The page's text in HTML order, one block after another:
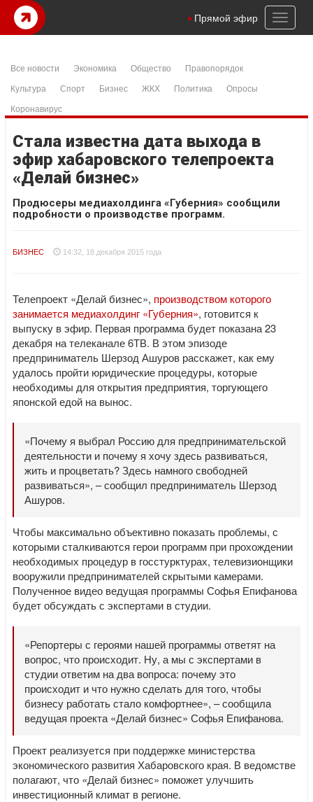
Toggle
Прямой эфир
Все новости Экономика Общество
Правопорядок
Культура
Спорт Бизнес ЖКХ Политика
Опросы
Коронавирус
Стала известна дата выхода в
эфир хабаровского телепроекта
«Делай бизнес»
Продюсеры медиахолдинга «Губерния» сообщили
подробности о производстве программ.
БИЗНЕС 14:32, 18 декабря 2015 года
Телепроект «Делай бизнес», производством которого
занимается медиахолдинг «Губерния», готовится к
выпуску в эфир. Первая программа будет показана 23
декабря на телеканале 6ТВ. В этом эпизоде
предприниматель Шерзод Ашуров расскажет, как ему
удалось пройти юридические процедуры, которые
необходимы для открытия предприятия, торгующего
японской едой на вынос.
«Почему я выбрал Россию для предпринимательской
деятельности и почему я хочу здесь развиваться,
жить и процветать? Здесь намного свободней
развиваться», – сообщил предприниматель Шерзод
Ашуров.
Чтобы максимально объективно показать проблемы, с
которыми сталкиваются герои программ при прохождении
необходимых процедур в госстурктурах, телевизионщики
вооружили предпринимателей скрытыми камерами.
Полученное видео ведущая программы Софья Епифанова
будет обсуждать с экспертами в студии.
«Репортеры с героями нашей программы ответят на
вопрос, что происходит. Ну, а мы с экспертами в
студии ответим на два вопроса: почему это
происходит и что нужно сделать для того, чтобы
бизнесу работать стало комфортнее», – сообщила
ведущая проекта «Делай бизнес» Софья Епифанова.
Проект реализуется при поддержке министерства
экономического развития Хабаровского края. В ведомстве
полагают, что «Делай бизнес» поможет улучшить
инвестиционный климат в регионе.